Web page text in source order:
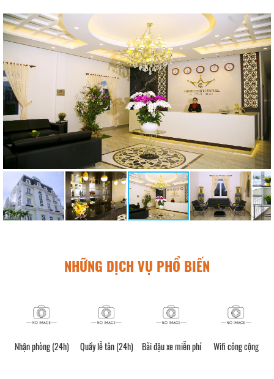
NHỮNG DỊCH VỤ PHỔ BIẾN
Nhận phòng (24h) Quầy lễ tân (24h) Bãi đậu xe miễn phí Wifi công cộng